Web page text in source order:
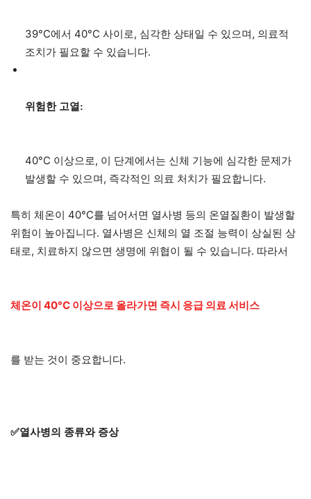
39°C에서 40°C 사이로, 심각한 상태일 수 있으며, 의료적
조치가 필요할 수 있습니다.
위험한 고열:
40°C 이상으로, 이 단계에서는 신체 기능에 심각한 문제가
발생할 수 있으며, 즉각적인 의료 처치가 필요합니다.
특히 체온이 40°C를 넘어서면 열사병 등의 온열질환이 발생할
위험이 높아집니다. 열사병은 신체의 열 조절 능력이 상실된 상
태로, 치료하지 않으면 생명에 위협이 될 수 있습니다. 따라서
체온이 40°C 이상으로 올라가면 즉시 응급 의료 서비스
를 받는 것이 중요합니다.
✅열사병의 종류와 증상